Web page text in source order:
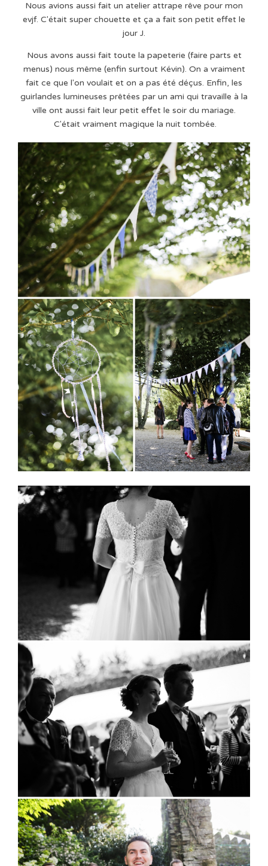
Nous avions aussi fait un atelier attrape rêve pour mon
evjf. C'était super chouette et ça a fait son petit effet le
jour J.
Nous avons aussi fait toute la papeterie (faire parts et
menus) nous même (enfin surtout Kévin). On a vraiment
fait ce que l'on voulait et on a pas été déçus. Enfin, les
guirlandes lumineuses prêtées par un ami qui travaille à la
ville ont aussi fait leur petit effet le soir du mariage.
C'était vraiment magique la nuit tombée.